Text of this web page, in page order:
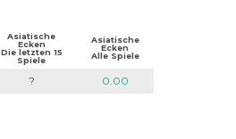
Asiatische
Ecken
Die letzten 15
Spiele
Asiatische
Ecken
Alle Spiele
? 0.00